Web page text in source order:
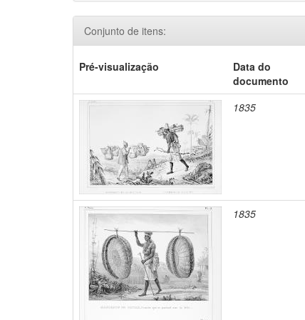
Conjunto de itens:
Pré-visualização
Data do
documento
1835
1835